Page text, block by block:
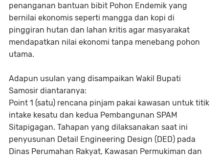
penanganan bantuan bibit Pohon Endemik yang
bernilai ekonomis seperti mangga dan kopi di
pinggiran hutan dan lahan kritis agar masyarakat
mendapatkan nilai ekonomi tanpa menebang pohon
utama.
Adapun usulan yang disampaikan Wakil Bupati
Samosir diantaranya:
Point 1 (satu) rencana pinjam pakai kawasan untuk titik
intake kesatu dan kedua Pembangunan SPAM
Sitapigagan. Tahapan yang dilaksanakan saat ini
penyusunan Detail Engineering Design (DED) pada
Dinas Perumahan Rakyat, Kawasan Permukiman dan